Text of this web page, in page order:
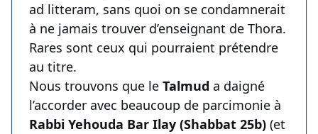
ad litteram, sans quoi on se condamnerait
à ne jamais trouver d’enseignant de Thora.
Rares sont ceux qui pourraient prétendre
au titre.
Nous trouvons que le Talmud a daigné
l’accorder avec beaucoup de parcimonie à
Rabbi Yehouda Bar Ilay (Shabbat 25b) (et